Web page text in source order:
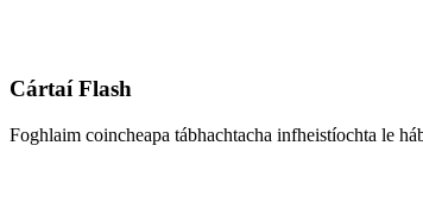
Cártaí Flash
Foghlaim coincheapa tábhachtacha infheistíochta le